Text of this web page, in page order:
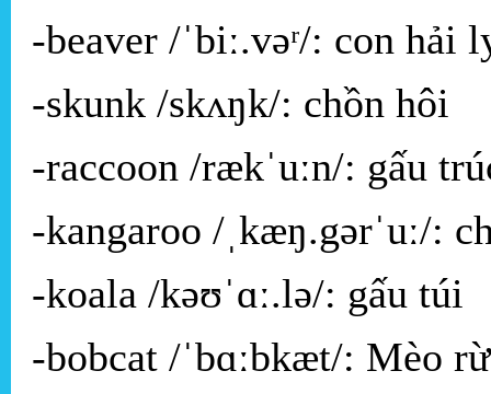
-beaver /ˈbiː.vəʳ/: con hải
-skunk /skʌŋk/: chồn hôi
-raccoon /rækˈuːn/: gấu
-kangaroo /ˌkæŋ.gərˈuː/:
-koala /kəʊˈɑː.lə/: gấu túi
-bobcat /ˈbɑːbkæt/: Mèo